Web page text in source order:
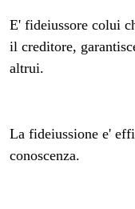
E' fideiussore colui
il creditore,
altrui.
La fideiussione e'
conoscenza.